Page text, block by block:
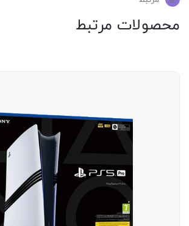
محصولات مرتبط